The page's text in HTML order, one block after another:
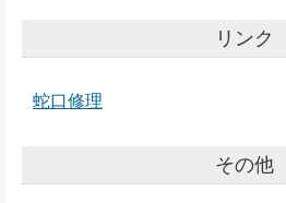
リンク
蛇口修理
その他